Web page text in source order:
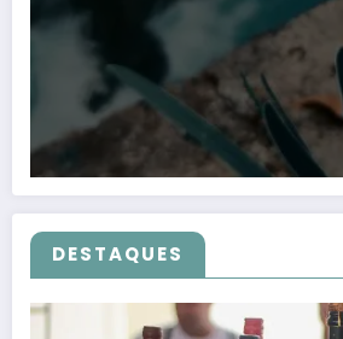
DESTAQUES